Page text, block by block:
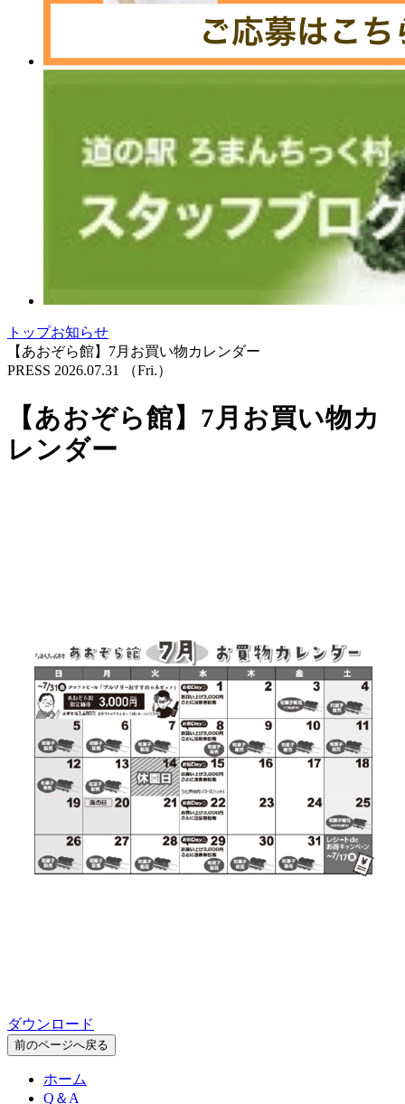
トップお知らせ
【あおぞら館】7月お買い物カレンダー
PRESS 2026.07.31 （Fri.）
【あおぞら館】7月お買い物カ
レンダー
ダウンロード
前のページへ戻る
ホーム
Q＆A